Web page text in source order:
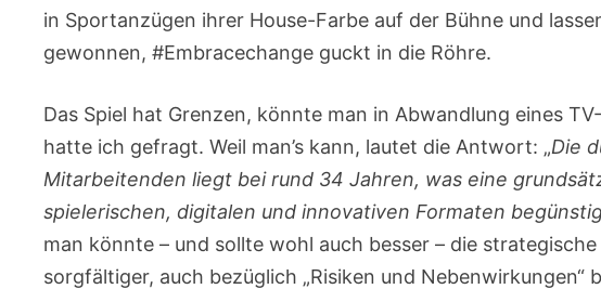
in Sportanzügen ihrer House-Farbe auf der Bühne und
gewonnen, #Embracechange guckt in die Röhre.
Das Spiel hat Grenzen, könnte man in Abwandlung eines
hatte ich gefragt. Weil man’s kann, lautet die Antwort: „Die
Mitarbeitenden liegt bei rund 34 Jahren, was eine
spielerischen, digitalen und innovativen Formaten
man könnte – und sollte wohl auch besser – die
sorgfältiger, auch bezüglich „Risiken und Nebenwirkungen“